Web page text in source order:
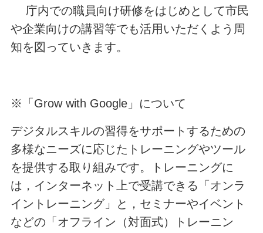
庁内での職員向け研修をはじめとして市民
や企業向けの講習等でも活用いただくよう周
知を図っていきます。
※「Grow with Google」について
デジタルスキルの習得をサポートするための
多様なニーズに応じたトレーニングやツール
を提供する取り組みです。トレーニングに
は，インターネット上で受講できる「オンラ
イントレーニング」と，セミナーやイベント
などの「オフライン（対面式）トレーニン